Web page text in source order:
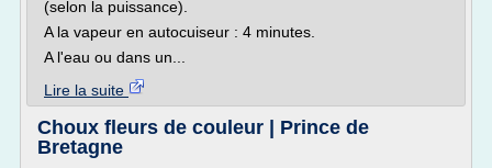
(selon la puissance).
A la vapeur en autocuiseur : 4 minutes.
A l'eau ou dans un...
Lire la suite
Choux fleurs de couleur | Prince de
Bretagne